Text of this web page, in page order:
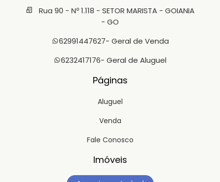
Rua 90 - Nº 1.118 - SETOR MARISTA - GOIANIA
- GO
62991447627- Geral de Venda
6232417176- Geral de Aluguel
Páginas
Aluguel
Venda
Fale Conosco
Imóveis